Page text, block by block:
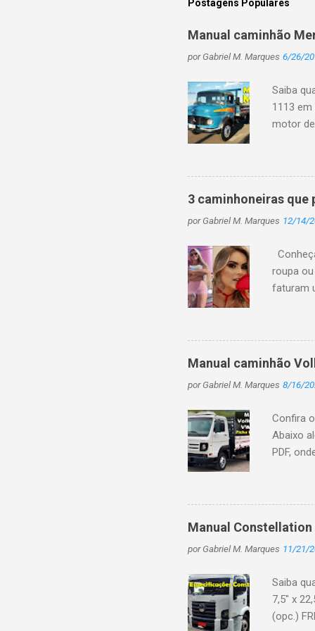
a
u
c
m
e
n
t
á
r
Postagens Populares
Manual caminhão
porGabriel M. Marques 6/26/
Saiba
1113
motor
de
LK =
1113
Torque
3 caminhoneiras que
porGabriel M. Marques 12/14/
roupa
faturam
muitos
público
Manual caminhão
porGabriel M. Marques 8/16/
Confira
Abaixo
PDF,
150
Manual
porGabriel M. Marques 11/21/
Saiba
7,5" x
(opc.)